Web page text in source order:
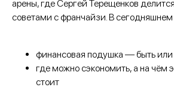
арены, где Сергей Терещенков
советами с франчайзи. В сегодняшнем
финансовая подушка — быть или
где можно сэкономить, а на чём
стоит